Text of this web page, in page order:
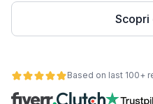
Scopri
Based on last 100+